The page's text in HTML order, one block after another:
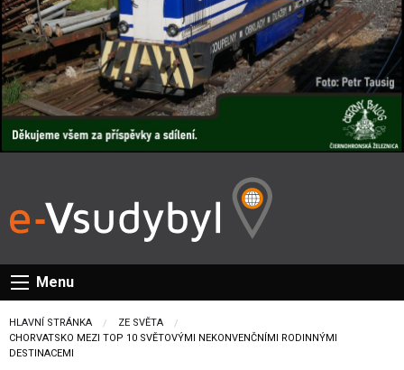
Menu
HLAVNÍ STRÁNKA
ZE SVĚTA
CURRENT:
CHORVATSKO MEZI TOP 10 SVĚTOVÝMI NEKONVENČNÍMI RODINNÝMI
DESTINACEMI